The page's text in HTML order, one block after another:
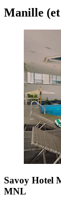
Manille
Savoy Hotel
MNL